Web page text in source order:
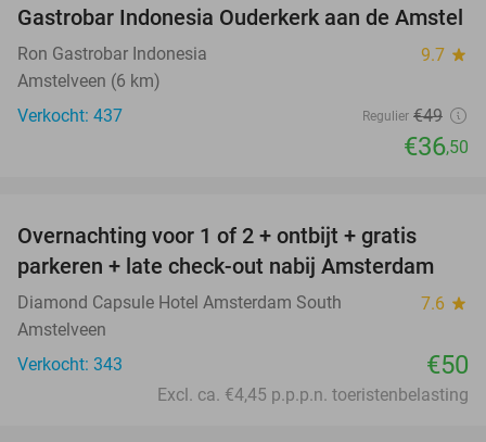
Gastrobar Indonesia Ouderkerk aan de Amstel
Ron Gastrobar Indonesia 9.7 star
Amstelveen (6 km)
Verkocht: 437
Regulier €49
€36,50
Overnachting voor 1 of 2 + ontbijt + gratis
parkeren + late check-out nabij Amsterdam
Diamond Capsule Hotel Amsterdam South 7.6 star
Amstelveen
Verkocht: 343
€50
Excl. ca. €4,45 p.p.p.n. toeristenbelasting